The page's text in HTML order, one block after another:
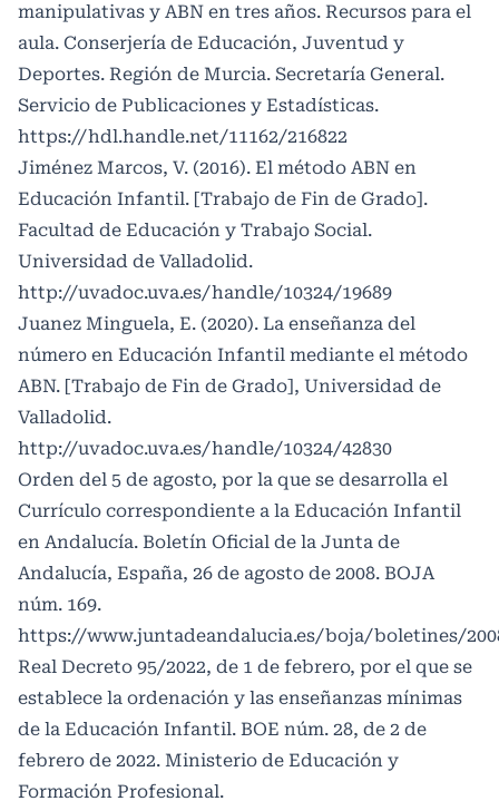
manipulativas y ABN en tres años. Recursos para el
aula. Conserjería de Educación, Juventud y
Deportes. Región de Murcia. Secretaría General.
Servicio de Publicaciones y Estadísticas.
https://hdl.handle.net/11162/216822
Jiménez Marcos, V. (2016). El método ABN en
Educación Infantil. [Trabajo de Fin de Grado].
Facultad de Educación y Trabajo Social.
Universidad de Valladolid.
http://uvadoc.uva.es/handle/10324/19689
Juanez Minguela, E. (2020). La enseñanza del
número en Educación Infantil mediante el método
ABN. [Trabajo de Fin de Grado], Universidad de
Valladolid.
http://uvadoc.uva.es/handle/10324/42830
Orden del 5 de agosto, por la que se desarrolla el
Currículo correspondiente a la Educación Infantil
en Andalucía. Boletín Oficial de la Junta de
Andalucía, España, 26 de agosto de 2008. BOJA
núm. 169.
https://www.juntadeandalucia.es/boja/boletines/
Real Decreto 95/2022, de 1 de febrero, por el que se
establece la ordenación y las enseñanzas mínimas
de la Educación Infantil. BOE núm. 28, de 2 de
febrero de 2022. Ministerio de Educación y
Formación Profesional.